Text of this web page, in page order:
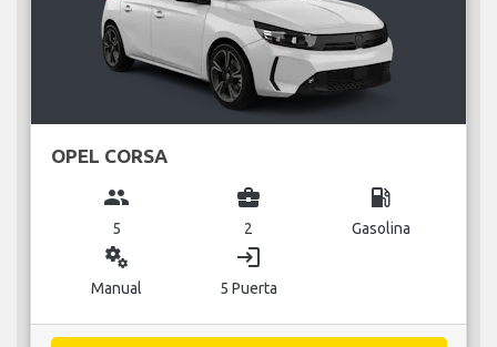
OPEL CORSA
group
5
business_center
2
local_gas_station
Gasolina
miscellaneous_services
Manual
login
5 Puerta